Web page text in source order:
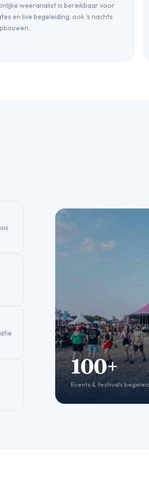
weeranalist is bereikbaar voor
en live begeleiding, ook 's nachts
100+
Events & festivals